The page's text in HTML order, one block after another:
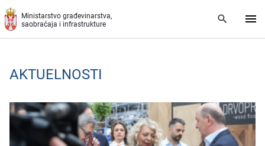
Preskoči na glavni deo sadržaja
Ministarstvo građevinarstva,
saobraćaja i infrastrukture
AKTUELNOSTI
PAGES